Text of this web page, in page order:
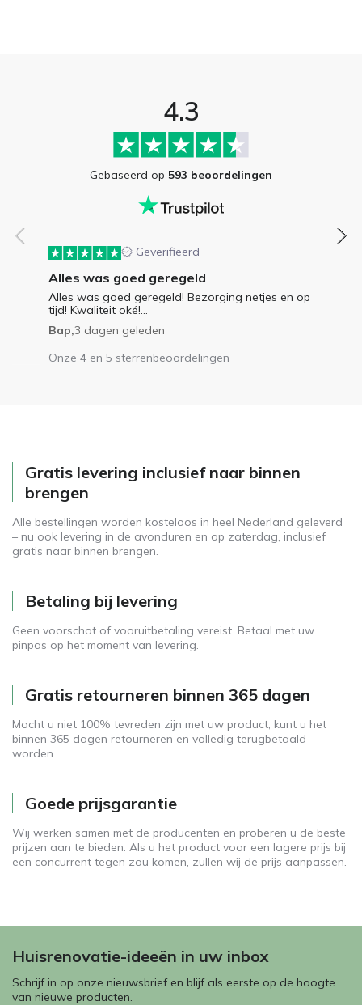
4.3
Gebaseerd op 593 beoordelingen
Geverifieerd
Alles was goed geregeld
Alles was goed geregeld! Bezorging netjes en op
tijd! Kwaliteit oké!...
Bap,3 dagen geleden
Onze 4 en 5 sterrenbeoordelingen
Gratis levering inclusief naar binnen
brengen
Alle bestellingen worden kosteloos in heel Nederland geleverd
– nu ook levering in de avonduren en op zaterdag, inclusief
gratis naar binnen brengen.
Betaling bij levering
Geen voorschot of vooruitbetaling vereist. Betaal met uw
pinpas op het moment van levering.
Gratis retourneren binnen 365 dagen
Mocht u niet 100% tevreden zijn met uw product, kunt u het
binnen 365 dagen retourneren en volledig terugbetaald
worden.
Goede prijsgarantie
Wij werken samen met de producenten en proberen u de beste
prijzen aan te bieden. Als u het product voor een lagere prijs bij
een concurrent tegen zou komen, zullen wij de prijs aanpassen.
Huisrenovatie-ideeën in uw inbox
Schrijf in op onze nieuwsbrief en blijf als eerste op de hoogte
van nieuwe producten.